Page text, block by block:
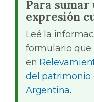
Para sumar
expresión
Leé la
formulario que
en
del patrimonio
Argentina.